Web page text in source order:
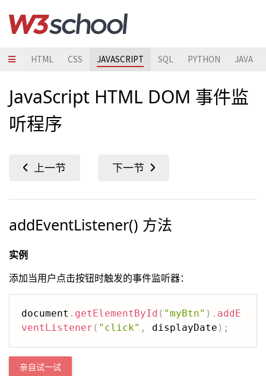
HTML CSS JAVASCRIPT SQL PYTHON JAVA
JavaScript HTML DOM 事件监
听程序
addEventListener() 方法
实例
添加当用户点击按钮时触发的事件监听器：
document . getElementById ( "myBtn" ) . addE
ventListener ( "click" , displayDate ) ;
亲自试一试